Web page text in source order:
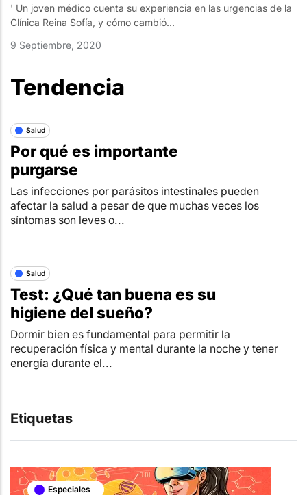
' Un joven médico cuenta su experiencia en las urgencias de la
Clínica Reina Sofía, y cómo cambió...
9 Septiembre, 2020
Tendencia
Salud
Por qué es importante
purgarse
Las infecciones por parásitos intestinales pueden
afectar la salud a pesar de que muchas veces los
síntomas son leves o...
Salud
Test: ¿Qué tan buena es su
higiene del sueño?
Dormir bien es fundamental para permitir la
recuperación física y mental durante la noche y tener
energía durante el...
Etiquetas
Especiales